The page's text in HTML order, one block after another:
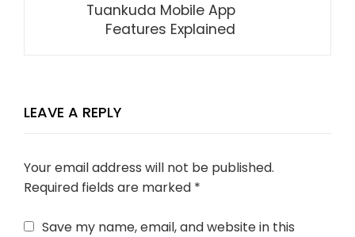
Tuankuda Mobile App
Features Explained
LEAVE A REPLY
Your email address will not be published.
Required fields are marked *
Save my name, email, and website in this